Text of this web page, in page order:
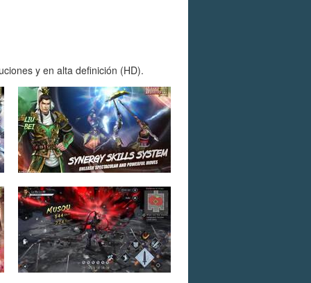
y en alta definición (HD).